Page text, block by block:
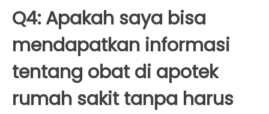
Q4: Apakah saya bisa
mendapatkan informasi
tentang obat di apotek
rumah sakit tanpa harus